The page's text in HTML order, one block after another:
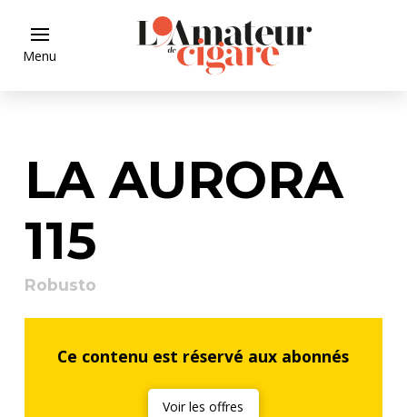
Menu
LA AURORA
115
Robusto
Ce contenu est réservé aux abonnés
Voir les offres